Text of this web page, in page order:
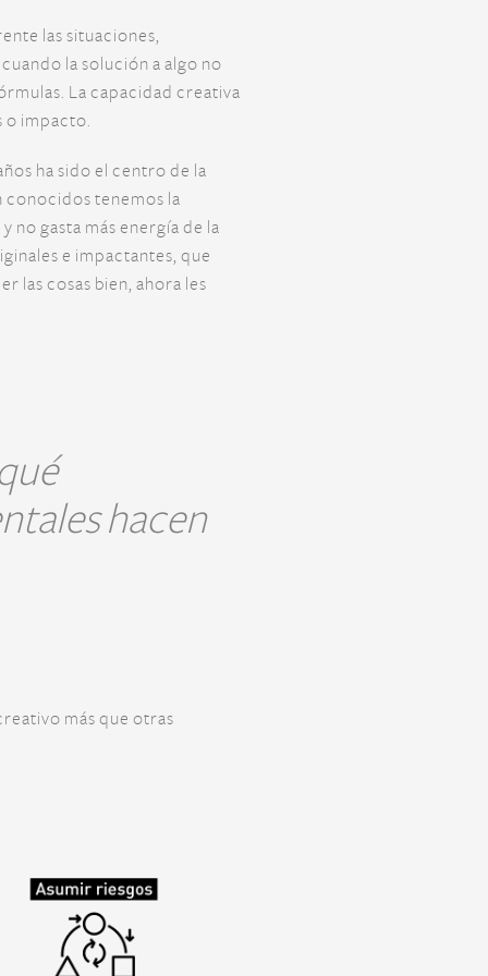
las situaciones,
la solución a algo no
La capacidad creativa
o impacto.
ha sido el centro de la
conocidos tenemos la
gasta más energía de la
e impactantes, que
las cosas bien, ahora les
hacen
más que otras